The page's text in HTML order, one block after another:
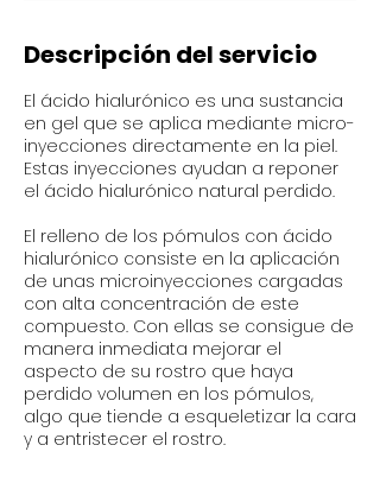
Descripción del servicio
El ácido hialurónico es una sustancia
en gel que se aplica mediante micro-
inyecciones directamente en la piel.
Estas inyecciones ayudan a reponer
el ácido hialurónico natural perdido.
El relleno de los pómulos con ácido
hialurónico consiste en la aplicación
de unas microinyecciones cargadas
con alta concentración de este
compuesto. Con ellas se consigue de
manera inmediata mejorar el
aspecto de su rostro que haya
perdido volumen en los pómulos,
algo que tiende a esqueletizar la cara
y a entristecer el rostro.